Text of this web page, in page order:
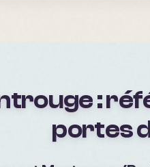
:
portes